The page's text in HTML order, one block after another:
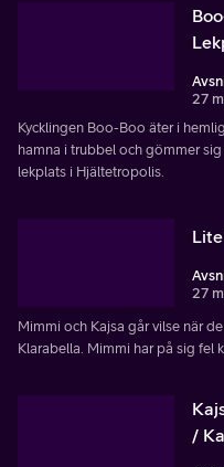
27
Kycklingen Boo-Boo äter i
hamna i trubbel och gömmer
lekplats i Hjältetropolis.
27
Mimmi och Kajsa går vilse när
Klarabella. Mimmi har på sig fel
/